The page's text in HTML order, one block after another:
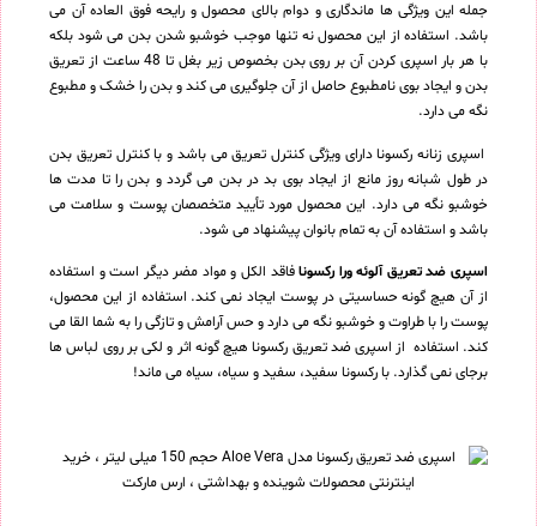
جمله این ویژگی ها ماندگاری و دوام بالای محصول و رایحه فوق العاده آن می
باشد. استفاده از این محصول نه تنها موجب خوشبو شدن بدن می شود بلکه
با هر بار اسپری کردن آن بر روی بدن بخصوص زیر بغل تا 48 ساعت از تعریق
بدن و ایجاد بوی نامطبوع حاصل از آن جلوگیری می کند و بدن را خشک و مطبوع
نگه می دارد.
اسپری زنانه رکسونا دارای ویژگی کنترل تعریق می باشد و با کنترل تعریق بدن
در طول شبانه روز مانع از ایجاد بوی بد در بدن می گردد و بدن را تا مدت ها
خوشبو نگه می دارد. این محصول مورد تأیید متخصصان پوست و سلامت می
باشد و استفاده آن به تمام بانوان پیشنهاد می شود.
اسپری ضد تعریق آلوئه ورا رکسونافاقد الکل و مواد مضر دیگر است و استفاده
از آن هیچ گونه حساسیتی در پوست ایجاد نمی کند. استفاده از این محصول،
پوست را با طراوت و خوشبو نگه می دارد و حس آرامش و تازگی را به شما القا می
کند. استفاده از اسپری ضد تعریق رکسونا هیچ گونه اثر و لکی بر روی لباس ها
برجای نمی گذارد. با رکسونا سفید، سفید و سیاه، سیاه می ماند!